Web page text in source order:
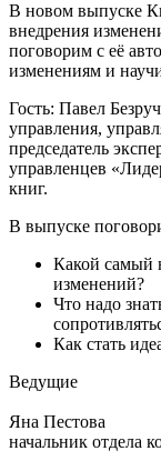
В новом выпуске
внедрения
поговорим с её
изменениям и
Гость: Павел
управления,
председатель
управленцев
книг.
В выпуске
Какой самый
изменений?
Что надо
Как стать
Ведущие
Яна Пестова
начальник отдела